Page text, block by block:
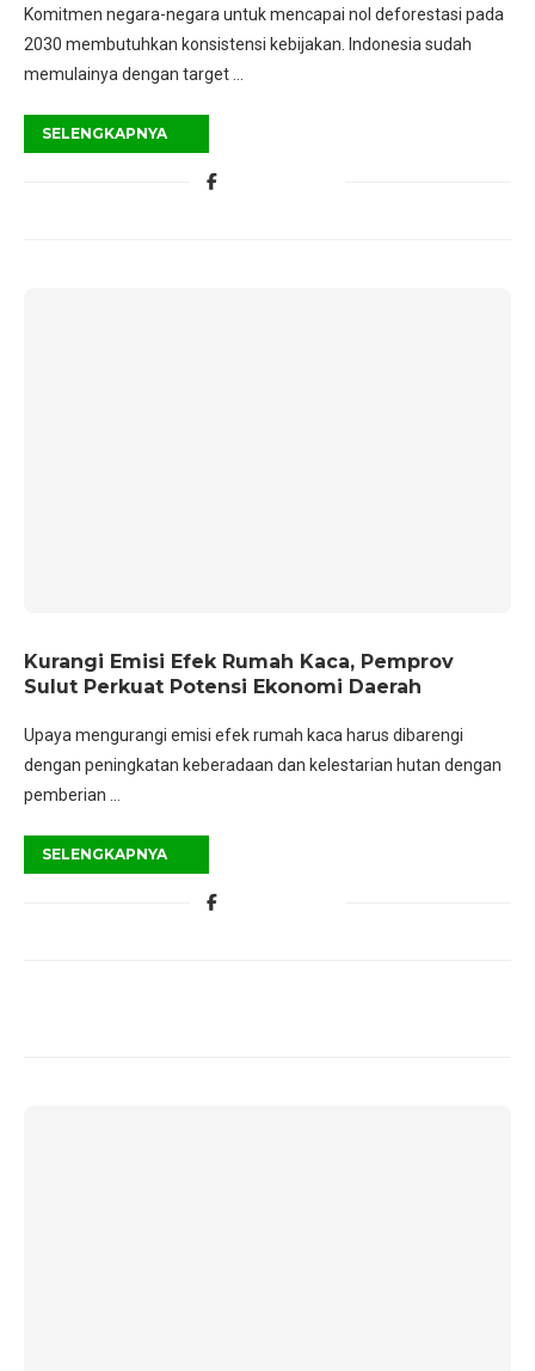
Komitmen negara-negara untuk mencapai nol deforestasi pada
2030 membutuhkan konsistensi kebijakan. Indonesia sudah
memulainya dengan target …
SELENGKAPNYA
Kurangi Emisi Efek Rumah Kaca, Pemprov
Sulut Perkuat Potensi Ekonomi Daerah
Upaya mengurangi emisi efek rumah kaca harus dibarengi
dengan peningkatan keberadaan dan kelestarian hutan dengan
pemberian …
SELENGKAPNYA